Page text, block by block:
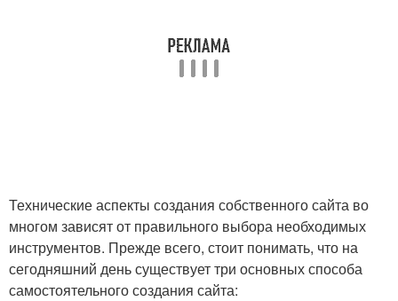
Технические аспекты создания собственного сайта во
многом зависят от правильного выбора необходимых
инструментов. Прежде всего, стоит понимать, что на
сегодняшний день существует три основных способа
самостоятельного создания сайта: